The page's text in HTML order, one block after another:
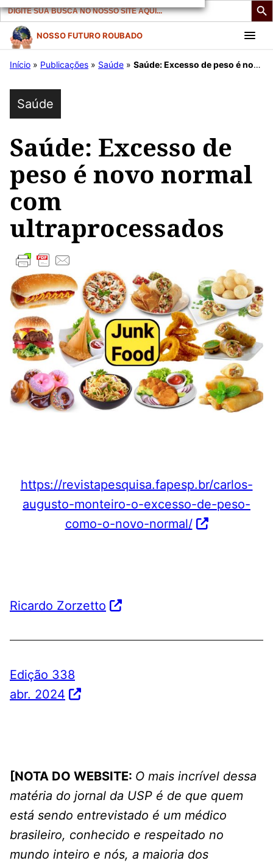
for:
Pular
para
conteúdo
NOSSO FUTURO ROUBADO
Início » Publicações » Saúde » Saúde: Excesso de peso é novo normal com ultraprocessados
Saúde
Saúde: Excesso de
peso é novo normal
com
ultraprocessados
https://revistapesquisa.fapesp.br/carlos-
augusto-monteiro-o-excesso-de-peso-
como-o-novo-normal/
Ricardo Zorzetto
Edição 338
abr. 2024
[NOTA DO WEBSITE: O mais incrível dessa
matéria do jornal da USP é de que quem
está sendo entrevistado é um médico
brasileiro, conhecido e respeitado no
mundo inteiro e nós, a maioria dos